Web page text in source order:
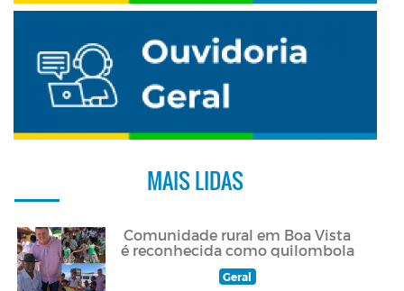
MAIS LIDAS
Comunidade rural em Boa Vista
é reconhecida como quilombola
Geral